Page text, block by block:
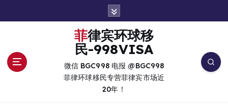
菲律宾环球移
民-998VISA
微信 BGC998 电报 @BGC998
菲律环球移民专营菲律宾市场近
20年！